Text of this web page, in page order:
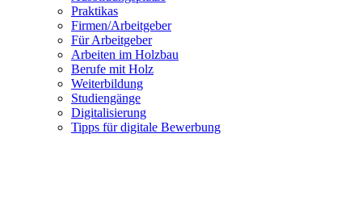
Praktikas
Firmen/Arbeitgeber
Für Arbeitgeber
Arbeiten im Holzbau
Berufe mit Holz
Weiterbildung
Studiengänge
Digitalisierung
Tipps für digitale Bewerbung